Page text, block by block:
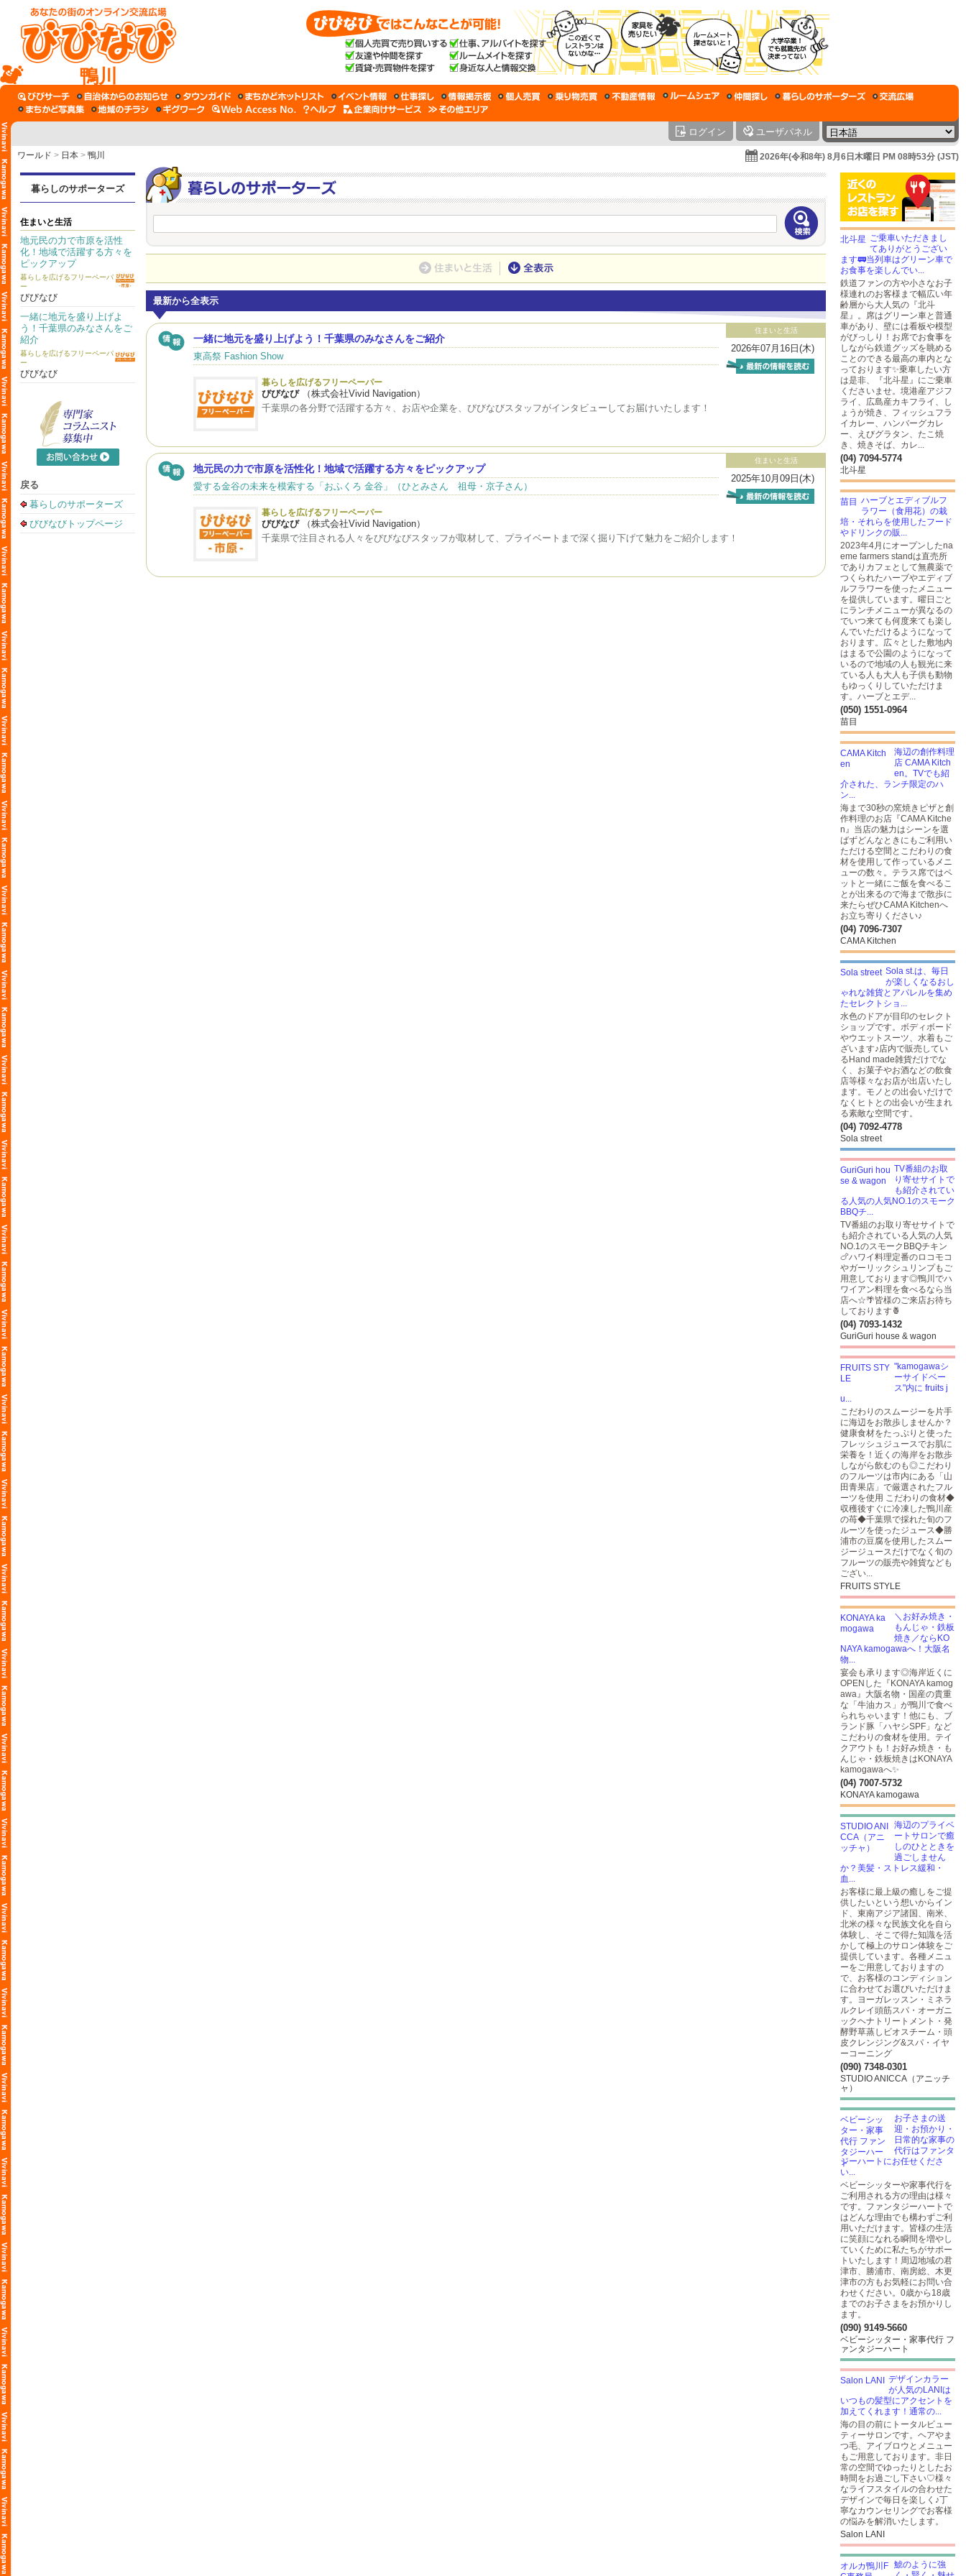
鴨川
ログイン ユーザパネル
ワールド > 日本 > 鴨川 2026年(令和8年) 8月6日木曜日 PM 08時53分 (JST)
暮らしのサポーターズ
住まいと生活
地元民の力で市原を活性
化！地域で活躍する方々を
ピックアップ
暮らしを広げるフリーペーパ
ー
びびなび
一緒に地元を盛り上げよ
う！千葉県のみなさんをご
紹介
暮らしを広げるフリーペーパ
ー
びびなび
戻る
暮らしのサポーターズ
びびなびトップページ
最新から全表示
一緒に地元を盛り上げよう！千葉県のみなさんをご紹介
東高祭 Fashion Show
住まいと生活
2026年07月16日(木)
暮らしを広げるフリーペーパー
びびなび
（株式会社Vivid Navigation）
千葉県の各分野で活躍する方々、お店や企業を、びびなびスタッフがインタビューしてお届けいたします！
地元民の力で市原を活性化！地域で活躍する方々をピックアップ
愛する金谷の未来を模索する「おふくろ 金谷」（ひとみさん 祖母・京子さん）
住まいと生活
2025年10月09日(木)
暮らしを広げるフリーペーパー
びびなび
（株式会社Vivid Navigation）
千葉県で注目される人々をびびなびスタッフが取材して、プライベートまで深く掘り下げて魅力をご紹介します！
ご乗車いただきまし
てありがとうござい
ます🚃当列車はグリーン車で
お食事を楽しんでい...
鉄道ファンの方や小さなお子
様連れのお客様まで幅広い年
齢層から大人気の『北斗
星』。席はグリーン車と普通
車があり、壁には看板や模型
がびっしり！お席でお食事を
しながら鉄道グッズを眺める
ことのできる最高の車内とな
っております✨乗車したい方
は是非、『北斗星』にご乗車
くださいませ。境港産アジフ
ライ、広島産カキフライ、し
ょうが焼き、フィッシュフラ
イカレー、ハンバーグカレ
ー、えびグラタン、たこ焼
き、焼きそば、カレ...
(04) 7094-5774
北斗星
ハーブとエディブルフ
ラワー（食用花）の栽
培・それらを使用したフード
やドリンクの販...
2023年4月にオープンしたna
eme farmers standは直売所
でありカフェとして無農薬で
つくられたハーブやエディブ
ルフラワーを使ったメニュー
を提供しています。曜日ごと
にランチメニューが異なるの
でいつ来ても何度来ても楽し
んでいただけるようになって
おります。広々とした敷地内
はまるで公園のようになって
いるので地域の人も観光に来
ている人も大人も子供も動物
もゆっくりしていただけま
す。ハーブとエデ...
(050) 1551-0964
苗目
海辺の創作料理
店 CAMA Kitch
en。TVでも紹
介された、ランチ限定のハ
ン...
海まで30秒の窯焼きピザと​創
作料理のお店『CAMA Kitche
n』当店の魅力はシーンを選
ばずどんなときにもご利用い
ただける空間とこだわりの食
材を使用して作っているメニ
ューの数々。テラス席ではペ
ットと一緒にご飯を食べるこ
とが出来るので海まで散歩に
来たらぜひCAMA Kitchenへ
お立ち寄りください♪
(04) 7096-7307
CAMA Kitchen
Sola st.は、毎日
が楽しくなるおし
ゃれな雑貨とアパレルを集め
たセレクトショ...
水色のドアが目印のセレクト
ショップです。ボディボード
やウエットスーツ、水着もご
ざいます♪店内で販売してい
るHand made雑貨だけでな
く、お菓子やお酒などの飲食
店等様々なお店が出店いたし
ます。モノとの出会いだけで
なくヒトとの出会いが生まれ
る素敵な空間です。
(04) 7092-4778
Sola street
TV番組のお取
り寄せサイトで
も紹介されてい
る人気の人気NO.1のスモーク
BBQチ...
TV番組のお取り寄せサイトで
も紹介されている人気の人気
NO.1のスモークBBQチキン
🍗ハワイ料理定番のロコモコ
やガーリックシュリンプもご
用意しております◎鴨川でハ
ワイアン料理を食べるなら当
店へ☆🌴皆様のご来店お待ち
しております🍍
(04) 7093-1432
GuriGuri house & wagon
"kamogawaシ
ーサイドベー
ス"内に fruits j
u...
こだわりのスムージーを片手
に海辺をお散歩しませんか？
健康食材をたっぷりと使った
フレッシュジュースでお肌に
栄養を！近くの海岸をお散歩
しながら飲むのも◎こだわり
のフルーツは市内にある「山
田青果店」で厳選されたフル
ーツを使用 こだわりの食材◆
収穫後すぐに冷凍した鴨川産
の苺◆千葉県で採れた旬のフ
ルーツを使ったジュース◆勝
浦市の豆腐を使用したスムー
ジージュースだけでなく旬の
フルーツの販売や雑貨なども
ござい...
FRUITS STYLE
＼お好み焼き・
もんじゃ・鉄板
焼き／ならKO
NAYA kamogawaへ！大阪名
物...
宴会も承ります◎海岸近くに
OPENした『KONAYA kamog
awa』大阪名物・国産の貴重
な「牛油カス」が鴨川で食べ
られちゃいます！他にも、ブ
ランド豚「ハヤシSPF」など
こだわりの食材を使用。テイ
クアウトも！お好み焼き・も
んじゃ・鉄板焼きはKONAYA
kamogawaへ✨
(04) 7007-5732
KONAYA kamogawa
海辺のプライベ
ートサロンで癒
しのひとときを
過ごしません
か？美髪・ストレス緩和・
血...
お客様に最上級の癒しをご提
供したいという想いからイン
ド、東南アジア諸国、南米、
北米の様々な民族文化を自ら
体験し、そこで得た知識を活
かして極上のサロン体験をご
提供しています。各種メニュ
ーをご用意しておりますの
で、お客様のコンディション
に合わせてお選びいただけま
す。ヨーガレッスン・ミネラ
ルクレイ頭筋スパ・オーガニ
ックヘナトリートメント・発
酵野草蒸しビオスチーム・頭
皮クレンジング&スパ・イヤ
ーコーニング
(090) 7348-0301
STUDIO ANICCA（アニッチ
ャ）
お子さまの送
迎・お預かり・
日常的な家事の
代行はファンタ
ジーハートにお任せくださ
い...
ベビーシッターや家事代行を
ご利用される方の理由は様々
です。ファンタジーハートで
はどんな理由でも構わずご利
用いただけます。皆様の生活
に笑顔になれる瞬間を増やし
ていくために私たちがサポー
トいたします！周辺地域の君
津市、勝浦市、南房総、木更
津市の方もお気軽にお問い合
わせください。0歳から18歳
までのお子さまをお預かりし
ます。
(090) 9149-5660
ベビーシッター・家事代行 フ
ァンタジーハート
デザインカラー
が人気のLANIは
いつもの髪型にアクセントを
加えてくれます！通常の...
海の目の前にトータルビュー
ティーサロンです。ヘアやま
つ毛、アイブロウとメニュー
もご用意しております。非日
常の空間でゆったりとしたお
時間をお過ごし下さい♡様々
なライフスタイルの合わせた
デザインで毎日を楽しく♪丁
寧なカウンセリングでお客様
の悩みを解消いたします。
Salon LANI
鯱のように強